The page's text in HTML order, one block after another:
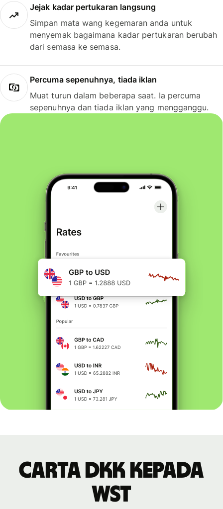
Jejak kadar pertukaran langsung
Simpan mata wang kegemaran anda untuk
menyemak bagaimana kadar pertukaran berubah
dari semasa ke semasa.
Percuma sepenuhnya, tiada iklan
Muat turun dalam beberapa saat. Ia percuma
sepenuhnya dan tiada iklan yang mengganggu.
Carta DKK kepada
WST